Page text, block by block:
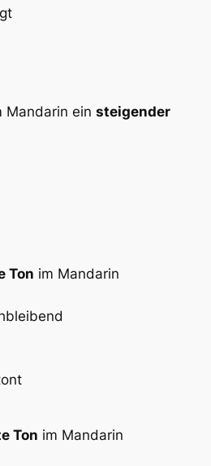
Mandarin ein steigender
Ton im Mandarin
Ton im Mandarin